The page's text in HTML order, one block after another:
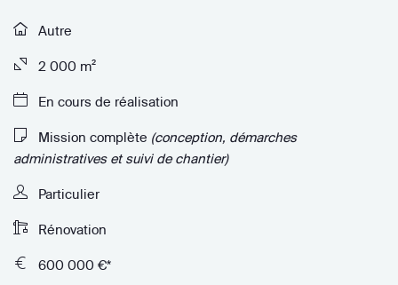
Autre
2 000 m²
En cours de réalisation
Mission complète (conception, démarches
administratives et suivi de chantier)
Particulier
Rénovation
600 000 €*